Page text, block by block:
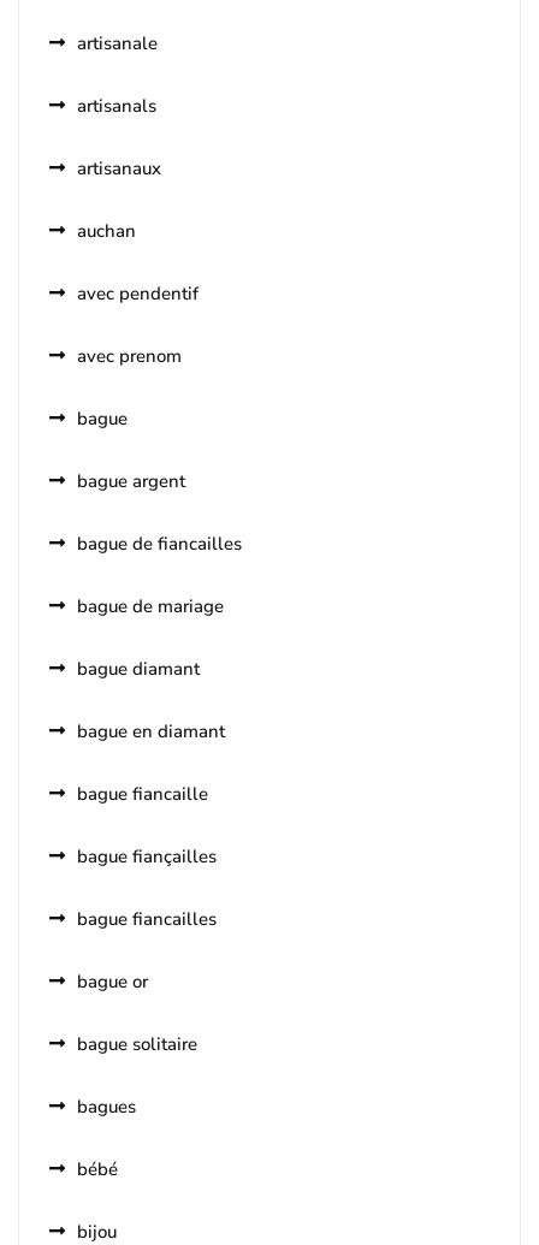
artisanale
artisanals
artisanaux
auchan
avec pendentif
avec prenom
bague
bague argent
bague de fiancailles
bague de mariage
bague diamant
bague en diamant
bague fiancaille
bague fiançailles
bague fiancailles
bague or
bague solitaire
bagues
bébé
bijou